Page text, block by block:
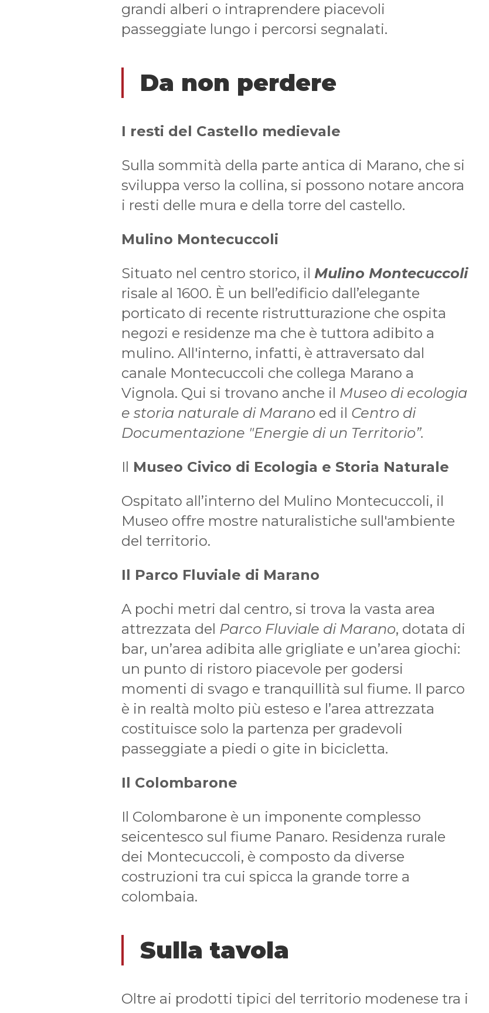
grandi alberi o intraprendere piacevoli
passeggiate lungo i percorsi segnalati.
Da non perdere
I resti del Castello medievale
Sulla sommità della parte antica di Marano, che si
sviluppa verso la collina, si possono notare ancora
i resti delle mura e della torre del castello.
Mulino Montecuccoli
Situato nel centro storico, il Mulino Montecuccoli
risale al 1600. È un bell’edificio dall’elegante
porticato di recente ristrutturazione che ospita
negozi e residenze ma che è tuttora adibito a
mulino. All'interno, infatti, è attraversato dal
canale Montecuccoli che collega Marano a
Vignola. Qui si trovano anche il Museo di ecologia
e storia naturale di Marano ed il Centro di
Documentazione "Energie di un Territorio”.
Il Museo Civico di Ecologia e Storia Naturale
Ospitato all’interno del Mulino Montecuccoli, il
Museo offre mostre naturalistiche sull'ambiente
del territorio.
Il Parco Fluviale di Marano
A pochi metri dal centro, si trova la vasta area
attrezzata del Parco Fluviale di Marano, dotata di
bar, un’area adibita alle grigliate e un’area giochi:
un punto di ristoro piacevole per godersi
momenti di svago e tranquillità sul fiume. Il parco
è in realtà molto più esteso e l’area attrezzata
costituisce solo la partenza per gradevoli
passeggiate a piedi o gite in bicicletta.
Il Colombarone
Il Colombarone è un imponente complesso
seicentesco sul fiume Panaro. Residenza rurale
dei Montecuccoli, è composto da diverse
costruzioni tra cui spicca la grande torre a
colombaia.
Sulla tavola
Oltre ai prodotti tipici del territorio modenese tra i